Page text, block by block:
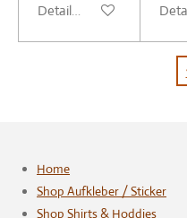
Details anzeigen
Home
Shop Aufkleber / Sticker
Shop Shirts & Hoddies